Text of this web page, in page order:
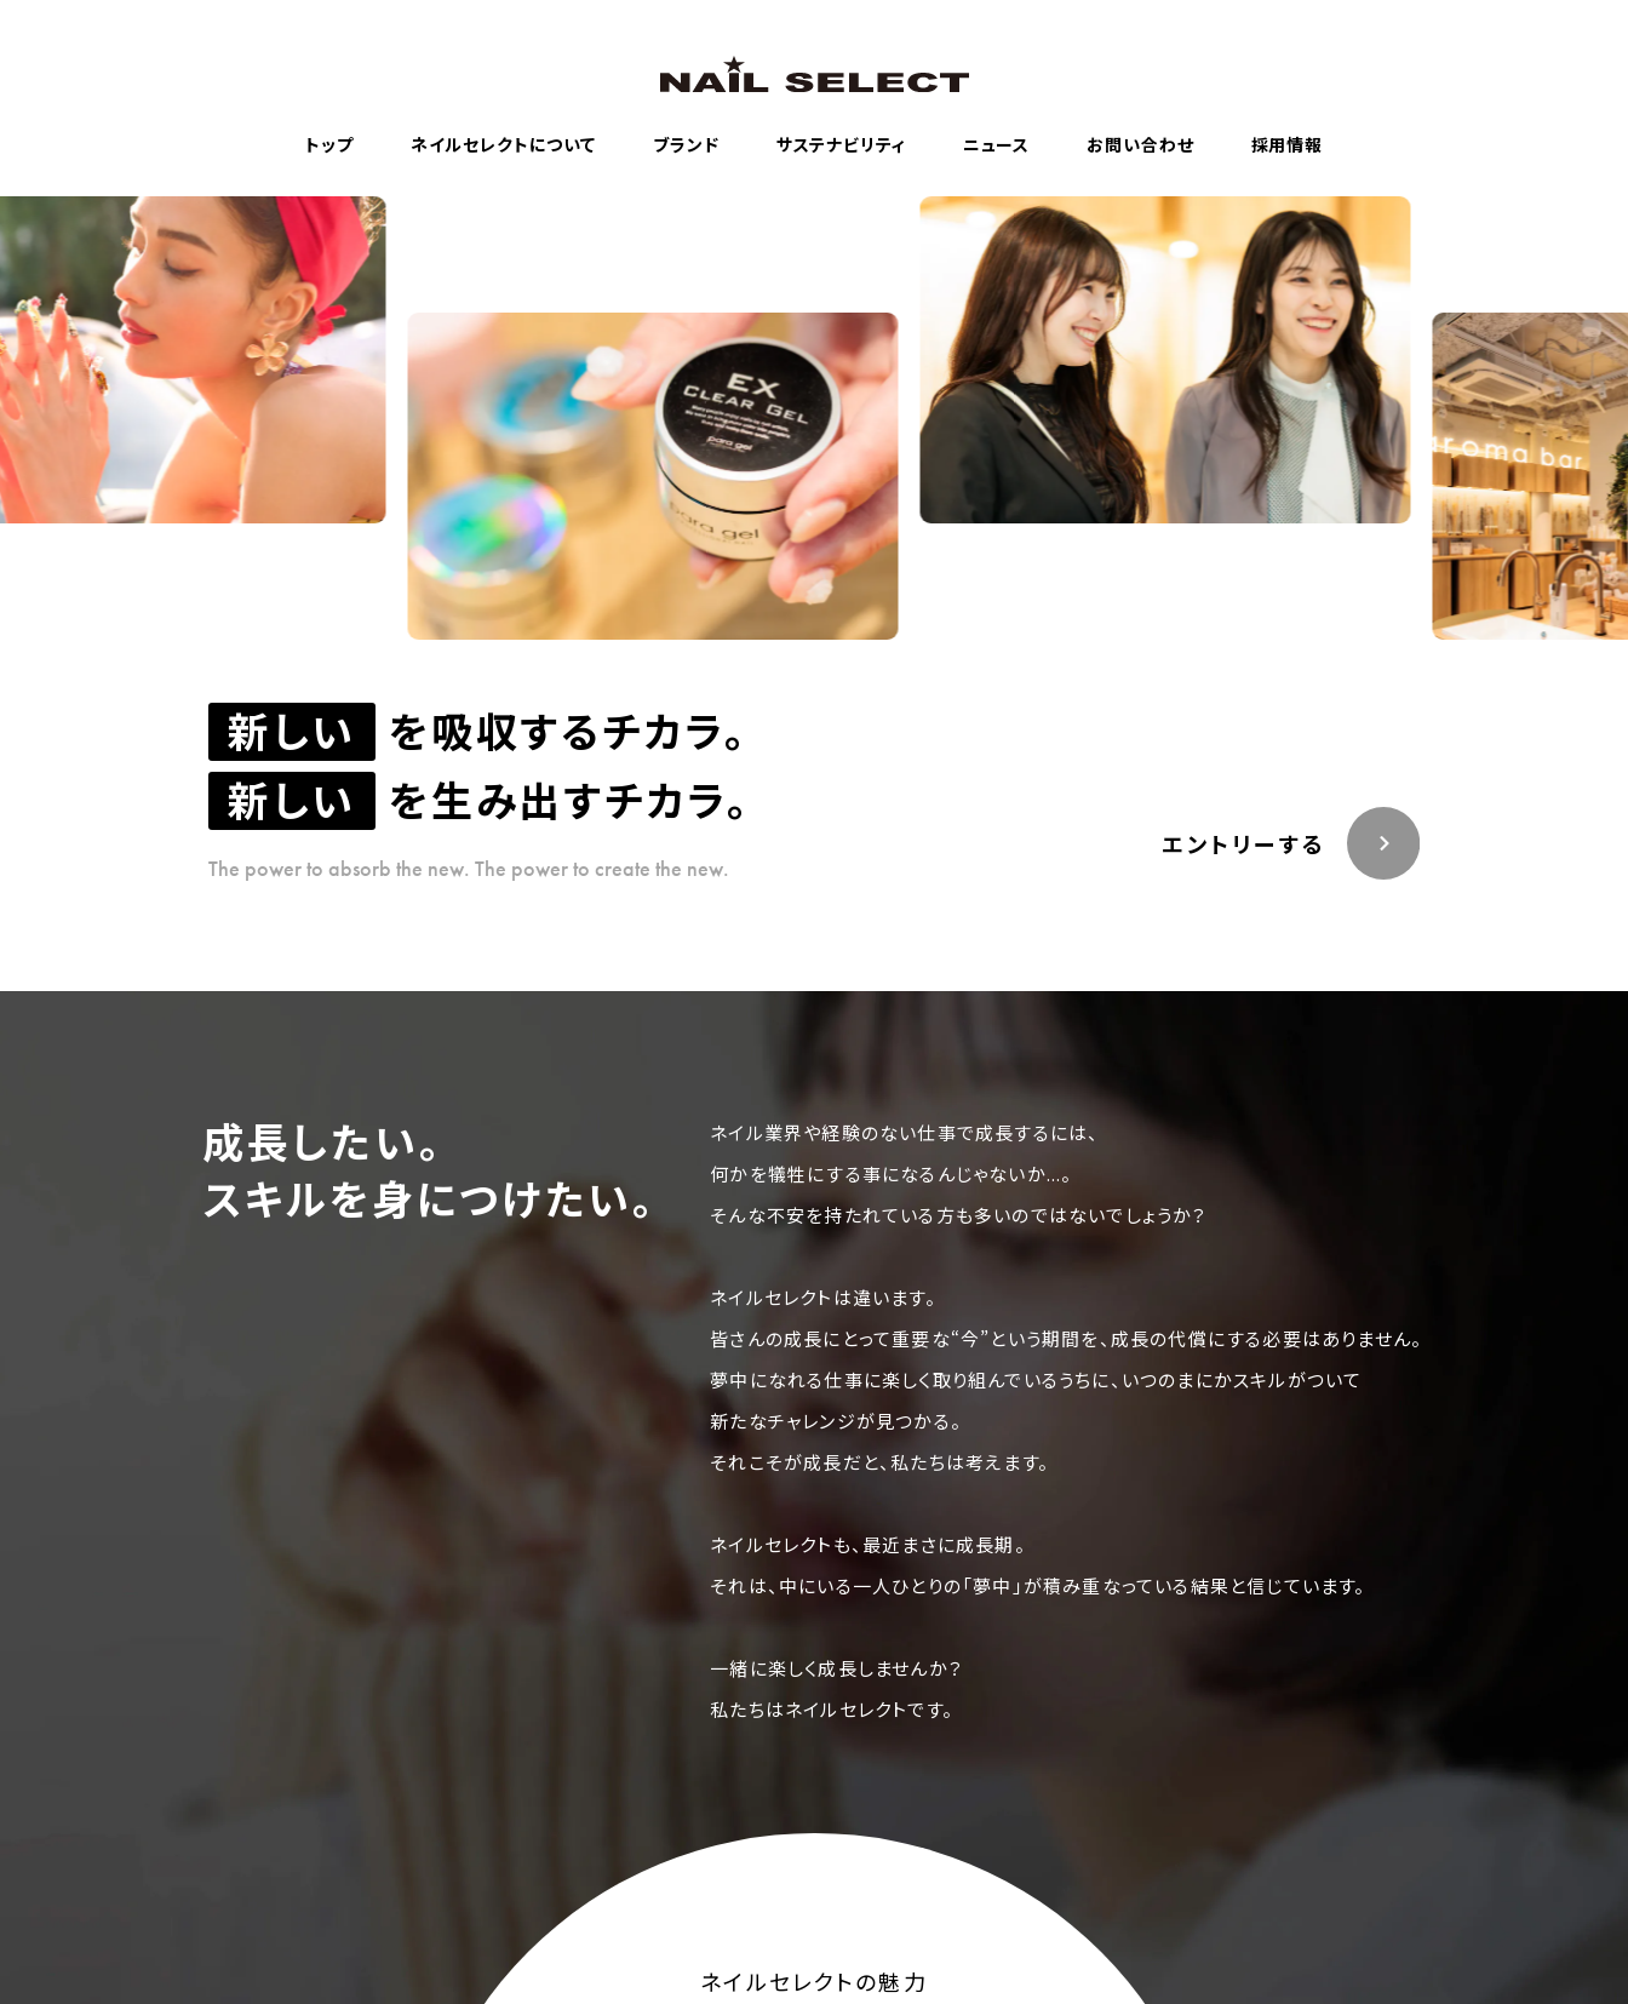
トップ ネイルセレクトについて ブランド サステナビリティ ニュース お問い合わせ 採用情報
新しい
を吸収するチカラ。
新しい
を生み出すチカラ。
The power to absorb the new. The power to create the new.
エントリーする
成長したい。
スキルを身につけたい。
ネイル業界や経験のない仕事で成長するには、
何かを犠牲にする事になるんじゃないか...。
そんな不安を持たれている方も多いのではないでしょうか？
ネイルセレクトは違います。
皆さんの成長にとって重要な“今”という期間を、成長の代償にする必要はありません。
夢中になれる仕事に楽しく取り組んでいるうちに、いつのまにかスキルがついて
新たなチャレンジが見つかる。
それこそが成長だと、私たちは考えます。
ネイルセレクトも、最近まさに成長期。
それは、中にいる一人ひとりの「夢中」が積み重なっている結果と信じています。
一緒に楽しく成長しませんか？
私たちはネイルセレクトです。
ネイルセレクトの魅力